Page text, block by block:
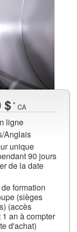
$ * CA
ligne
Anglais
unique
90 jours
de la date
formation
(sièges
(accès
an à compter
d'achat)